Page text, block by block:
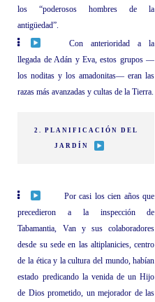
los “poderosos hombres de la
antigüedad”.
Con anterioridad a la
llegada de Adán y Eva, estos grupos —
los noditas y los amadonitas— eran las
razas más avanzadas y cultas de la Tierra.
2. PLANIFICACIÓN DEL
JARDÍN
Por casi los cien años que
precedieron a la inspección de
Tabamantia, Van y sus colaboradores
desde su sede en las altiplanicies, centro
de la ética y la cultura del mundo, habían
estado predicando la venida de un Hijo
de Dios prometido, un mejorador de las